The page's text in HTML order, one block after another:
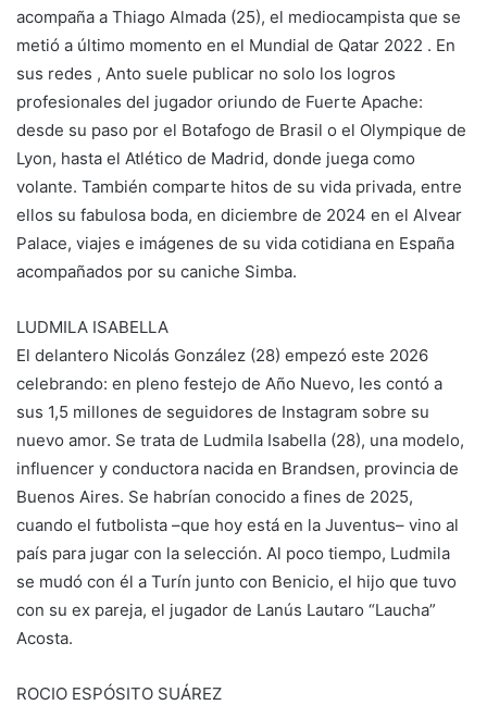
acompaña a Thiago Almada (25), el mediocampista que se
metió a último momento en el Mundial de Qatar 2022 . En
sus redes , Anto suele publicar no solo los logros
profesionales del jugador oriundo de Fuerte Apache:
desde su paso por el Botafogo de Brasil o el Olympique de
Lyon, hasta el Atlético de Madrid, donde juega como
volante. También comparte hitos de su vida privada, entre
ellos su fabulosa boda, en diciembre de 2024 en el Alvear
Palace, viajes e imágenes de su vida cotidiana en España
acompañados por su caniche Simba.
LUDMILA ISABELLA
El delantero Nicolás González (28) empezó este 2026
celebrando: en pleno festejo de Año Nuevo, les contó a
sus 1,5 millones de seguidores de Instagram sobre su
nuevo amor. Se trata de Ludmila Isabella (28), una modelo,
influencer y conductora nacida en Brandsen, provincia de
Buenos Aires. Se habrían conocido a fines de 2025,
cuando el futbolista –que hoy está en la Juventus– vino al
país para jugar con la selección. Al poco tiempo, Ludmila
se mudó con él a Turín junto con Benicio, el hijo que tuvo
con su ex pareja, el jugador de Lanús Lautaro “Laucha”
Acosta.
ROCIO ESPÓSITO SUÁREZ